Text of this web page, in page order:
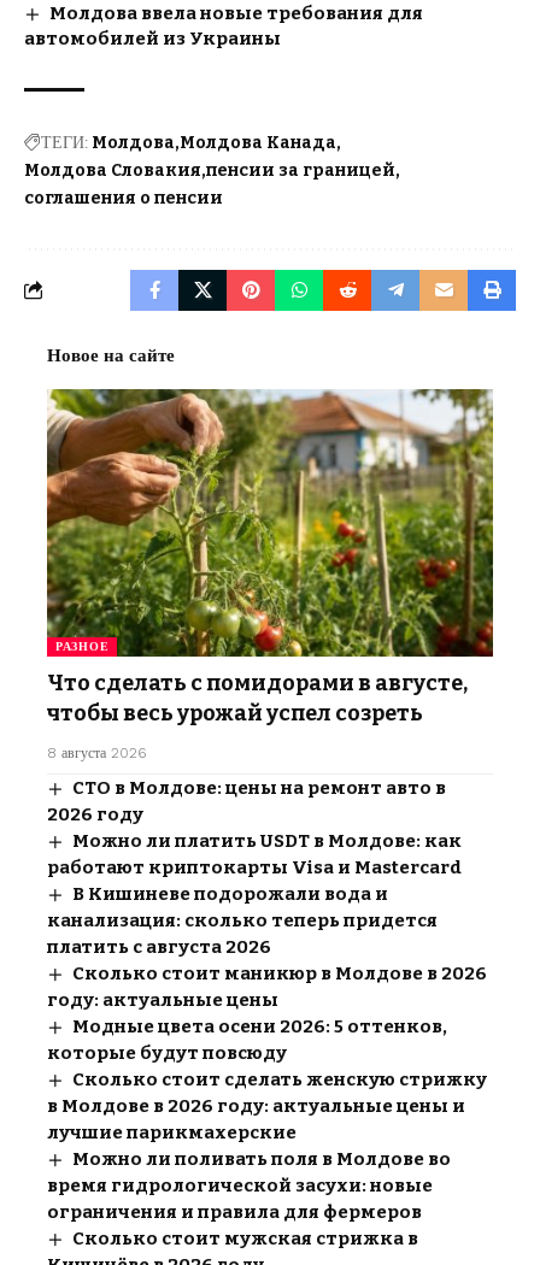
Молдова ввела новые требования для
автомобилей из Украины
ТЕГИ: Молдова Молдова Канада
Молдова Словакия пенсии за границей
соглашения о пенсии
Новое на сайте
РАЗНОЕ
Что сделать с помидорами в августе,
чтобы весь урожай успел созреть
8 августа 2026
СТО в Молдове: цены на ремонт авто в
2026 году
Можно ли платить USDT в Молдове: как
работают криптокарты Visa и Mastercard
В Кишиневе подорожали вода и
канализация: сколько теперь придется
платить с августа 2026
Сколько стоит маникюр в Молдове в 2026
году: актуальные цены
Модные цвета осени 2026: 5 оттенков,
которые будут повсюду
Сколько стоит сделать женскую стрижку
в Молдове в 2026 году: актуальные цены и
лучшие парикмахерские
Можно ли поливать поля в Молдове во
время гидрологической засухи: новые
ограничения и правила для фермеров
Сколько стоит мужская стрижка в